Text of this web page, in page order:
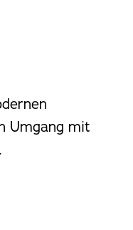
Umgang mit